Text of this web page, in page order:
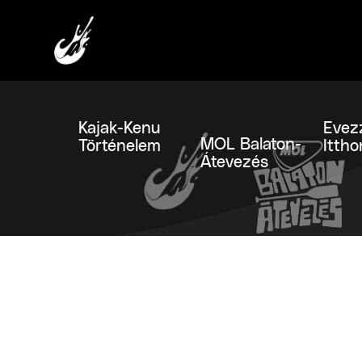
Kajak-Kenu
Történelem
MOL Balaton-
Átevezés